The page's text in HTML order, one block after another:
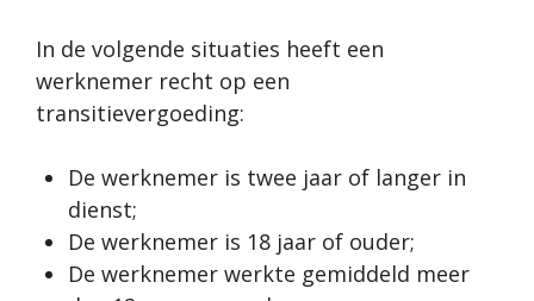
In de volgende situaties heeft een
werknemer recht op een
transitievergoeding:
De werknemer is twee jaar of langer in
dienst;
De werknemer is 18 jaar of ouder;
De werknemer werkte gemiddeld meer